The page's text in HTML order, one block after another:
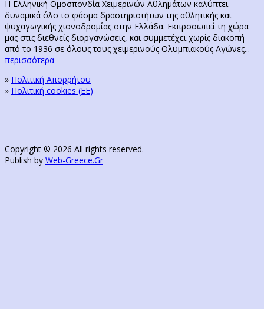
Η Ελληνική Ομοσπονδία Χειμερινών Αθλημάτων καλύπτει
δυναμικά όλο το φάσμα δραστηριοτήτων της αθλητικής και
ψυχαγωγικής χιονοδρομίας στην Ελλάδα. Εκπροσωπεί τη χώρα
μας στις διεθνείς διοργανώσεις, και συμμετέχει χωρίς διακοπή
από το 1936 σε όλους τους χειμερινούς Ολυμπιακούς Αγώνες...
περισσότερα
» Πολιτική Απορρήτου
» Πολιτική cookies (ΕΕ)
Copyright © 2026 All rights reserved.
Publish by Web-Greece.Gr